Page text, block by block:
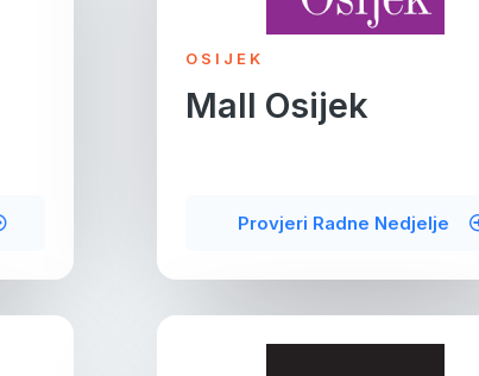
OSIJEK
Mall Osijek
Provjeri Radne Nedjelje